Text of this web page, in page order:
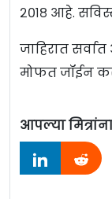
२०१८ आहे.
जाहिरात
मोफत जॉईन
आपल्या